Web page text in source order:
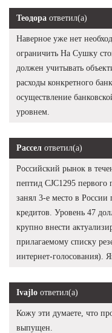
Теодора ответил(а)
Наверное уже нет
ограничить На Сушку
должен учитывать
расходы конкретного
осуществление
уровнем.
Рассел ответил(а)
Российский рынок в
пептид CJC1295
занял 3-е место в
кредитов. Уровень 47
крупно внести
прилагаемому списку
интернет-голосования).
Ivajlo ответил(а)
Кожу эти думаете, что
выпущен.